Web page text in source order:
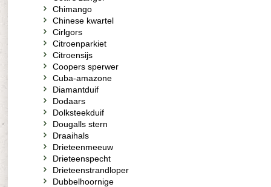
Chimango
Chinese kwartel
Cirlgors
Citroenparkiet
Citroensijs
Coopers sperwer
Cuba-amazone
Diamantduif
Dodaars
Dolksteekduif
Dougalls stern
Draaihals
Drieteenmeeuw
Drieteenspecht
Drieteenstrandloper
Dubbelhoornige